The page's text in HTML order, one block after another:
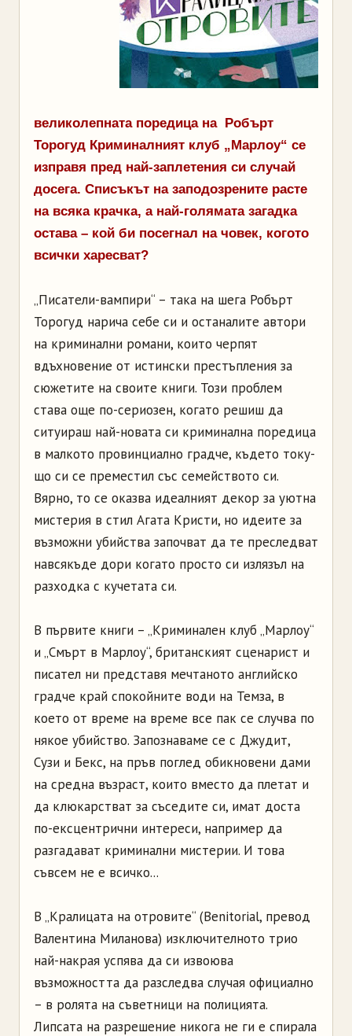
великолепната поредица на Робърт
Торогуд Криминалният клуб „Марлоу“ се
изправя пред най-заплетения си случай
досега. Списъкът на заподозрените расте
на всяка крачка, а най-голямата загадка
остава – кой би посегнал на човек, когото
всички харесват?
„Писатели-вампири“ – така на шега Робърт
Торогуд нарича себе си и останалите автори
на криминални романи, които черпят
вдъхновение от истински престъпления за
сюжетите на своите книги. Този проблем
става още по-сериозен, когато решиш да
ситуираш най-новата си криминална поредица
в малкото провинциално градче, където току-
що си се преместил със семейството си.
Вярно, то се оказва идеалният декор за уютна
мистерия в стил Агата Кристи, но идеите за
възможни убийства започват да те преследват
навсякъде дори когато просто си излязъл на
разходка с кучетата си.
В първите книги – „Криминален клуб „Марлоу“
и „Смърт в Марлоу“, британският сценарист и
писател ни представя мечтаното английско
градче край спокойните води на Темза, в
което от време на време все пак се случва по
някое убийство. Запознаваме се с Джудит,
Сузи и Бекс, на пръв поглед обикновени дами
на средна възраст, които вместо да плетат и
да клюкарстват за съседите си, имат доста
по-ексцентрични интереси, например да
разгадават криминални мистерии. И това
съвсем не е всичко...
В „Кралицата на отровите“ (Benitorial, превод
Валентина Миланова) изключителното трио
най-накрая успява да си извоюва
възможността да разследва случая официално
– в ролята на съветници на полицията.
Липсата на разрешение никога не ги е спирала